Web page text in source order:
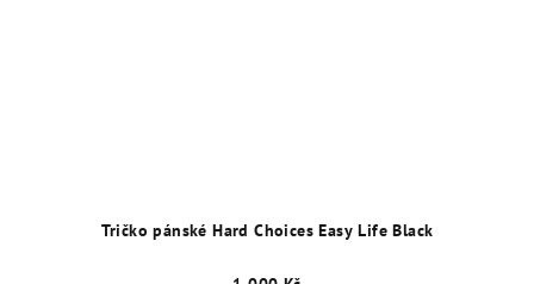
Tričko pánské Hard Choices Easy Life Black